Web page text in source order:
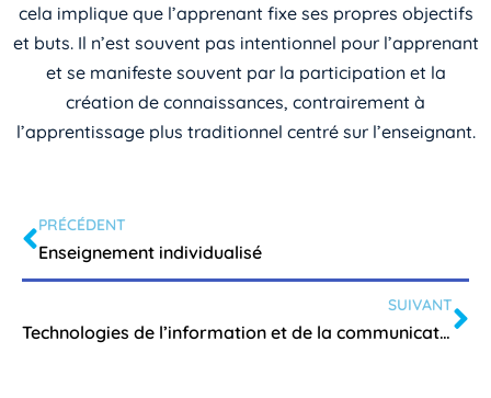
cela implique que l’apprenant fixe ses propres objectifs
et buts. Il n’est souvent pas intentionnel pour l’apprenant
et se manifeste souvent par la participation et la
création de connaissances, contrairement à
l’apprentissage plus traditionnel centré sur l’enseignant.
PRÉCÉDENT
Enseignement individualisé
SUIVANT
Technologies de l’information et de la communication